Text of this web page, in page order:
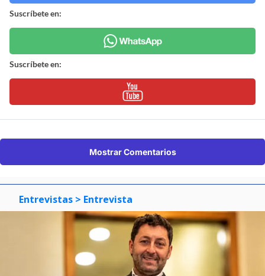
Suscríbete en:
Suscríbete en:
Mostrar Comentarios
Entrevistas > Entrevista